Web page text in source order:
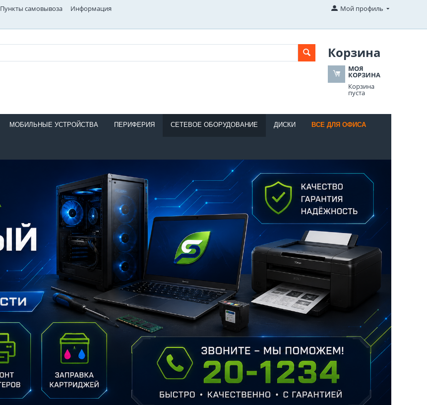
Пункты самовывоза Информация Мой профиль
Корзина
МОЯ
КОРЗИНА
Корзина
пуста
МОБИЛЬНЫЕ УСТРОЙСТВА ПЕРИФЕРИЯ СЕТЕВОЕ ОБОРУДОВАНИЕ ДИСКИ ВСЕ ДЛЯ ОФИСА